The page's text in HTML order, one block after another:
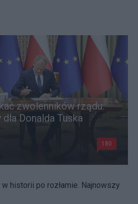
zwolenników rządu.
dla Donalda Tuska
180
w historii po rozłamie. Najnowszy